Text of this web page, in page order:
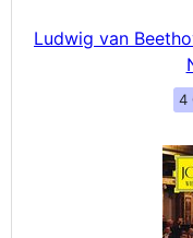
Ludwig van
4